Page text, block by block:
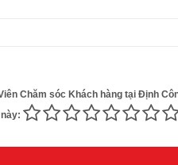
Chăm sóc Khách hàng tại Định